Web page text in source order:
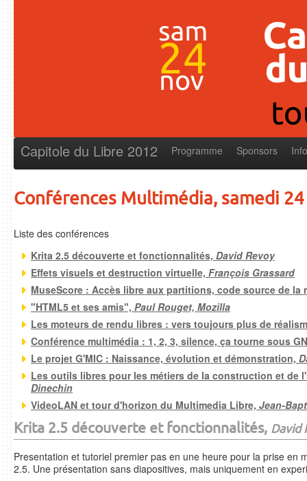
Capitole du Libre 2012 Programme Sponsors
Conférences Multimédia, samedi
Liste des conférences
Krita 2.5 découverte et fonctionnalités, David Revoy
Effets visuels et destruction virtuelle, François Grassard
MuseScore : Accès libre aux partitions, code source de la
"HTML5 et ses amis", Paul Rouget, Mozilla
Les moteurs de rendu libres : vers toujours plus de
Conférence multimédia : 1, 2, 3, silence, ça tourne sous
Le projet G'MIC : Naissance, évolution et démonstration,
Les outils libres pour les métiers de la construction et de
Dinechin
VideoLAN et tour d'horizon du Multimedia Libre, Jean-
Krita 2.5 découverte et fonctionnalités, David
Presentation et tutoriel premier pas en une heure pour la prise en
2.5. Une présentation sans diapositives, mais uniquement en